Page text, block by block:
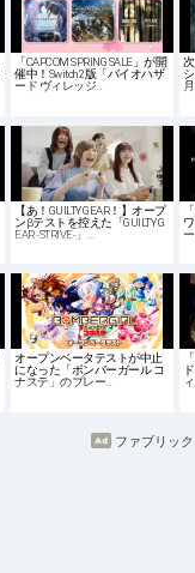
「CAPCOM SPRING SALE」が開
催中！Switch 2版「バイオハザ
ード ヴィレッジ…
【あ！GUILTY GEAR！】オープ
ンβテストを控えた「GUILTY G
EAR -STRIVE-」…
オープンベータテストが中止
になった「ボンバーガール コ
ナステ」のプレー…
ファブリッ